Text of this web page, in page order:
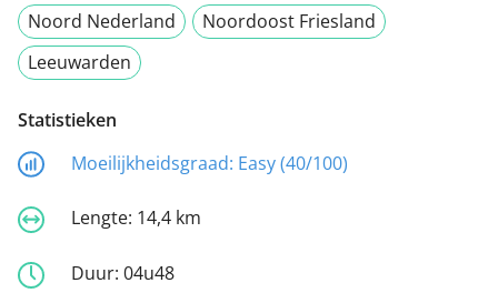
Noord Nederland
Noordoost Friesland
Leeuwarden
Statistieken
Moeilijkheidsgraad: Easy (40/100)
Lengte: 14,4 km
Duur: 04u48